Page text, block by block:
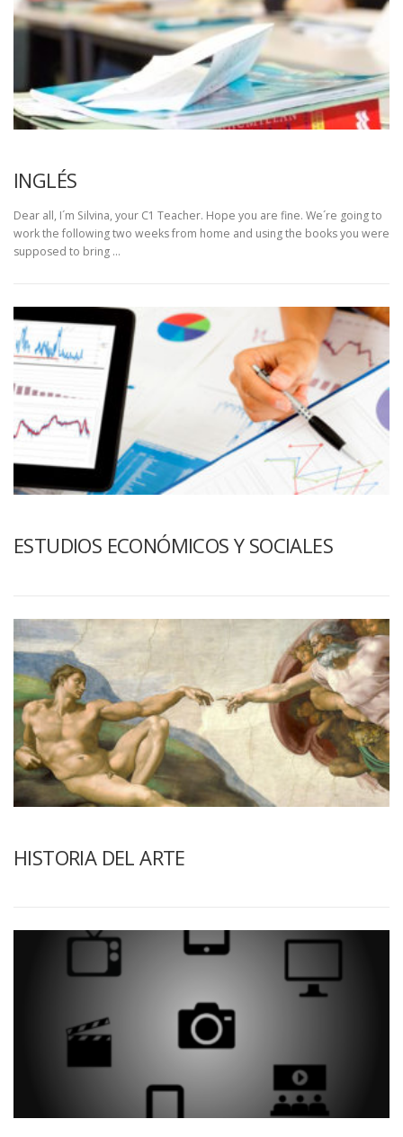
INGLÉS
Dear all, I´m Silvina, your C1 Teacher. Hope you are fine. We´re going to
work the following two weeks from home and using the books you were
supposed to bring …
ESTUDIOS ECONÓMICOS Y SOCIALES
HISTORIA DEL ARTE